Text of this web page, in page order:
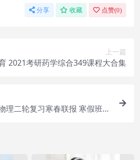
分享 收藏 点赞(0)
上一篇
2021考研药学综合349课程大合集
理二轮复习寒春联报 寒假班